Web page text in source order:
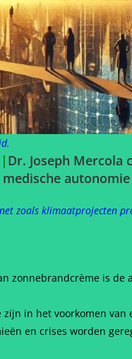
| Dr. Joseph Mercola
zoals klimaatprojecten
zonnebrandcrème is de
in het voorkomen van
en crises worden